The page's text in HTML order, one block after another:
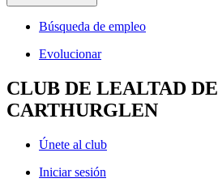
Búsqueda de empleo
Evolucionar
CLUB DE LEALTAD DE
CARTHURGLEN
Únete al club
Iniciar sesión